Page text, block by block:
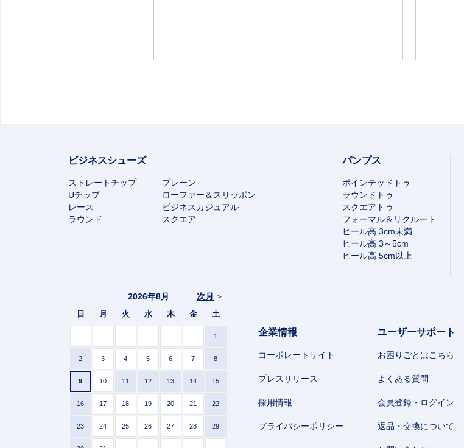
ビジネスシューズ
ストレートチップ
プレーン
Uチップ
ローファー＆スリッポン
レース
ビジネスカジュアル
ラウンド
スクエア
パンプス
ポインテッドトゥ
ラウンドトゥ
スクエアトゥ
フォーマル＆リクルート
ヒール高 3cm未満
ヒール高 3～5cm
ヒール高 5cm以上
次月 >
2026年8月
日 月 火 水 木 金 土
1
2 3 4 5 6 7 8
9 10 11 12 13 14 15
16 17 18 19 20 21 22
23 24 25 26 27 28 29
企業情報
コーポレートサイト
プレスリリース
採用情報
プライバシーポリシー
ユーザーサポート
お困りごとはこちら
よくある質問
会員登録・ログイン
返品・交換について